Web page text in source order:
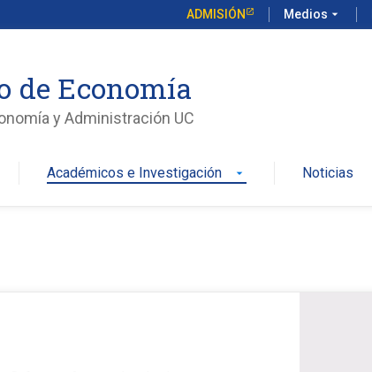
ADMISIÓN Medios arrow_drop_down
de Economía
y Administración UC
Académicos e Investigación arrow_drop_down Noticias